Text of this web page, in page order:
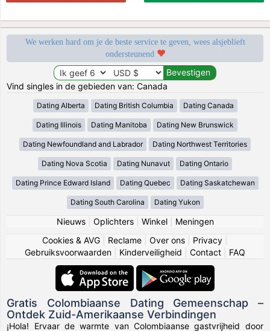
We werken hard om je de beste service te geven, wees alsjeblieft
ondersteunend
Vind singles in de gebieden van: Canada
Dating Alberta Dating British Columbia Dating Canada
Dating Illinois Dating Manitoba Dating New Brunswick
Dating Newfoundland and Labrador Dating Northwest Territories
Dating Nova Scotia Dating Nunavut Dating Ontario
Dating Prince Edward Island Dating Quebec Dating Saskatchewan
Dating South Carolina Dating Yukon
Nieuws| Oplichters| Winkel| Meningen
Cookies & AVG
Reclame Over ons Privacy
Gebruiksvoorwaarden
Kinderveiligheid Contact FAQ
Gratis Colombiaanse Dating Gemeenschap –
Ontdek Zuid-Amerikaanse Verbindingen
¡Hola! Ervaar de warmte van Colombiaanse gastvrijheid door